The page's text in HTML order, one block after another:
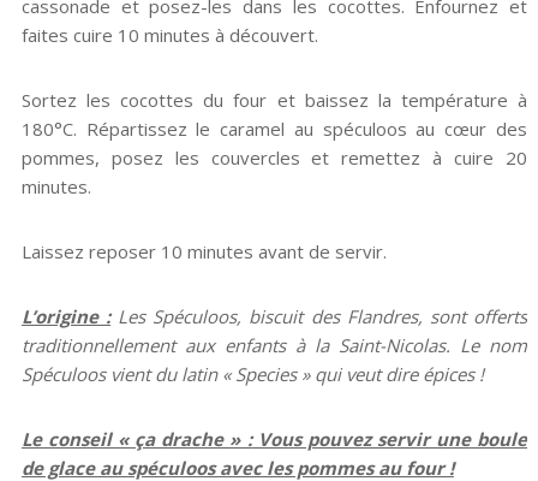
cassonade et posez-les dans les cocottes. Enfournez et
faites cuire 10 minutes à découvert.
Sortez les cocottes du four et baissez la température à
180°C. Répartissez le caramel au spéculoos au cœur des
pommes, posez les couvercles et remettez à cuire 20
minutes.
Laissez reposer 10 minutes avant de servir.
L’origine :Les Spéculoos, biscuit des Flandres, sont offerts
traditionnellement aux enfants à la Saint-Nicolas. Le nom
Spéculoos vient du latin « Species » qui veut dire épices !
Le conseil « ça drache » :Vous pouvez servir une boule
de glace au spéculoos avec les pommes au four !